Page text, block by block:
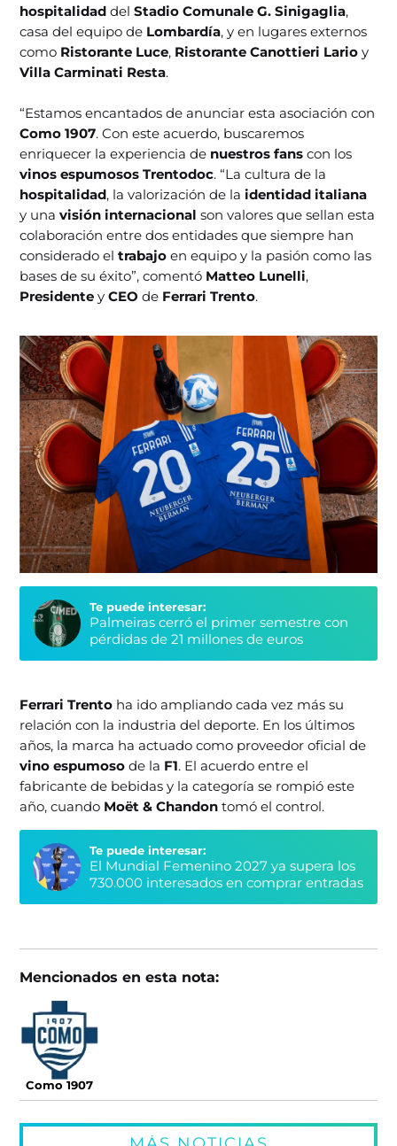
hospitalidaddelStadio Comunale G. Sinigaglia,
casa del equipo de Lombardía, y en lugares externos
como Ristorante Luce, Ristorante Canottieri Larioy
Villa Carminati Resta.
“Estamos encantados de anunciar esta asociación con
Como 1907. Con este acuerdo, buscaremos
enriquecer la experiencia de nuestros fanscon los
vinos espumosos Trentodoc. “La cultura de la
hospitalidad, la valorización de laidentidad italiana
y unavisión internacionalson valores que sellan esta
colaboración entre dos entidades que siempre han
considerado eltrabajoen equipo y la pasión como las
bases de su éxito”, comentó Matteo Lunelli,
PresidenteyCEOde Ferrari Trento.
Te puede interesar:
Palmeiras cerró el primer semestre con
pérdidas de 21 millones de euros
Ferrari Trento ha ido ampliando cada vez más su
relación con la industria del deporte. En los últimos
años, la marca ha actuado como proveedor oficial de
vino espumosode la F1. El acuerdo entre el
fabricante de bebidas y la categoría se rompió este
año, cuando Moët & Chandontomó el control.
Te puede interesar:
El Mundial Femenino 2027 ya supera los
730.000 interesados en comprar entradas
Mencionados en esta nota:
Como 1907